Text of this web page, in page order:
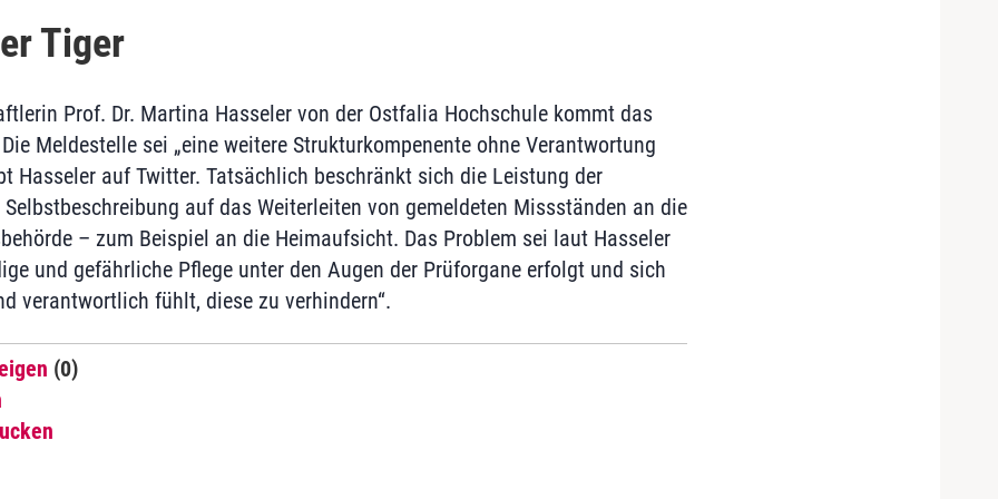
Tiger
Prof. Dr. Martina Hasseler von der Ostfalia Hochschule kommt das
Meldestelle sei „eine weitere Strukturkompenente ohne Verantwortung
Hasseler auf Twitter. Tatsächlich beschränkt sich die Leistung der
auf das Weiterleiten von gemeldeten Missständen an die
– zum Beispiel an die Heimaufsicht. Das Problem sei laut Hasseler
und gefährliche Pflege unter den Augen der Prüforgane erfolgt und sich
verantwortlich fühlt, diese zu verhindern“.
(0)